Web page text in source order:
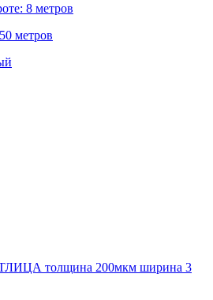
8 метров
метров
толщина 200мкм ширина 3